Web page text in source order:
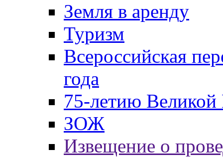
Земля в аренду
Туризм
Всероссийская
года
75-летию
ЗОЖ
Извещение о